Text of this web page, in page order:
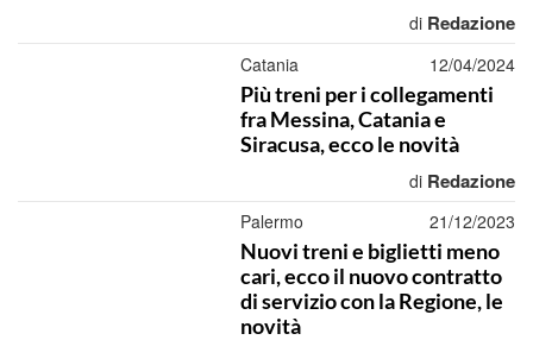
di Redazione
Catania 12/04/2024
Più treni per i collegamenti
fra Messina, Catania e
Siracusa, ecco le novità
di Redazione
Palermo 21/12/2023
Nuovi treni e biglietti meno
cari, ecco il nuovo contratto
di servizio con la Regione, le
novità